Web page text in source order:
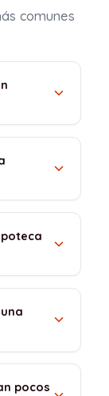
comunes
pocos